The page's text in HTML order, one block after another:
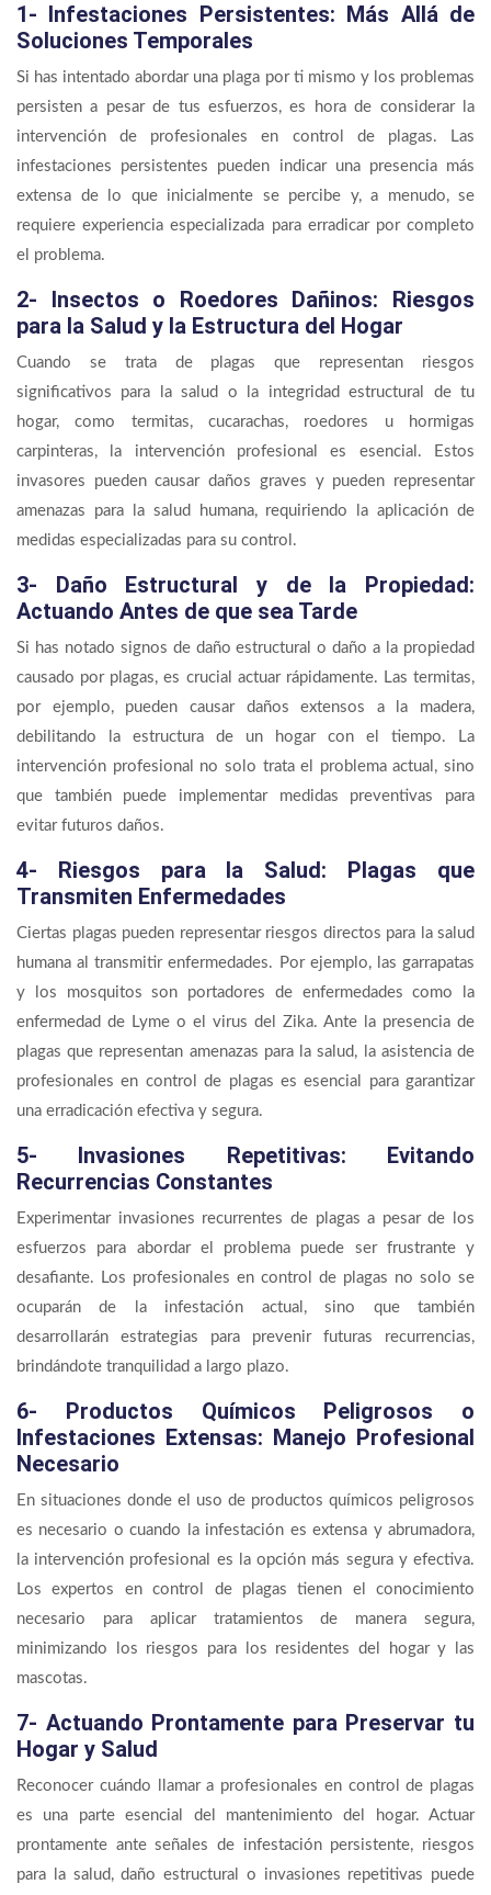
1- Infestaciones Persistentes: Más Allá de
Soluciones Temporales
Si has intentado abordar una plaga por ti mismo y los problemas
persisten a pesar de tus esfuerzos, es hora de considerar la
intervención de profesionales en control de plagas. Las
infestaciones persistentes pueden indicar una presencia más
extensa de lo que inicialmente se percibe y, a menudo, se
requiere experiencia especializada para erradicar por completo
el problema.
2- Insectos o Roedores Dañinos: Riesgos
para la Salud y la Estructura del Hogar
Cuando se trata de plagas que representan riesgos
significativos para la salud o la integridad estructural de tu
hogar, como termitas, cucarachas, roedores u hormigas
carpinteras, la intervención profesional es esencial. Estos
invasores pueden causar daños graves y pueden representar
amenazas para la salud humana, requiriendo la aplicación de
medidas especializadas para su control.
3- Daño Estructural y de la Propiedad:
Actuando Antes de que sea Tarde
Si has notado signos de daño estructural o daño a la propiedad
causado por plagas, es crucial actuar rápidamente. Las termitas,
por ejemplo, pueden causar daños extensos a la madera,
debilitando la estructura de un hogar con el tiempo. La
intervención profesional no solo trata el problema actual, sino
que también puede implementar medidas preventivas para
evitar futuros daños.
4- Riesgos para la Salud: Plagas que
Transmiten Enfermedades
Ciertas plagas pueden representar riesgos directos para la salud
humana al transmitir enfermedades. Por ejemplo, las garrapatas
y los mosquitos son portadores de enfermedades como la
enfermedad de Lyme o el virus del Zika. Ante la presencia de
plagas que representan amenazas para la salud, la asistencia de
profesionales en control de plagas es esencial para garantizar
una erradicación efectiva y segura.
5- Invasiones Repetitivas: Evitando
Recurrencias Constantes
Experimentar invasiones recurrentes de plagas a pesar de los
esfuerzos para abordar el problema puede ser frustrante y
desafiante. Los profesionales en control de plagas no solo se
ocuparán de la infestación actual, sino que también
desarrollarán estrategias para prevenir futuras recurrencias,
brindándote tranquilidad a largo plazo.
6- Productos Químicos Peligrosos o
Infestaciones Extensas: Manejo Profesional
Necesario
En situaciones donde el uso de productos químicos peligrosos
es necesario o cuando la infestación es extensa y abrumadora,
la intervención profesional es la opción más segura y efectiva.
Los expertos en control de plagas tienen el conocimiento
necesario para aplicar tratamientos de manera segura,
minimizando los riesgos para los residentes del hogar y las
mascotas.
7- Actuando Prontamente para Preservar tu
Hogar y Salud
Reconocer cuándo llamar a profesionales en control de plagas
es una parte esencial del mantenimiento del hogar. Actuar
prontamente ante señales de infestación persistente, riesgos
para la salud, daño estructural o invasiones repetitivas puede